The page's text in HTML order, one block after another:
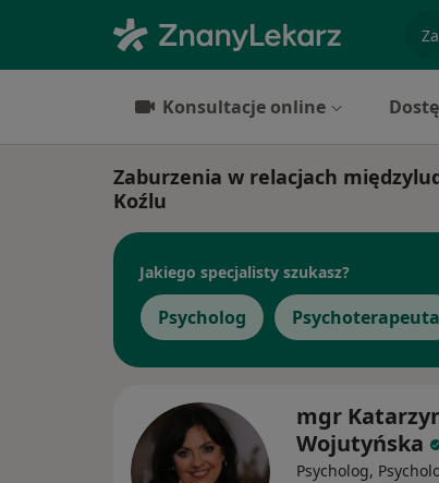
Konsultacje online
Zaburzenia w relacjach
Koźlu
Jakiego specjalisty szukasz?
Psycholog Psychoterapeuta
mgr
Wojutyńska
Psycholog,